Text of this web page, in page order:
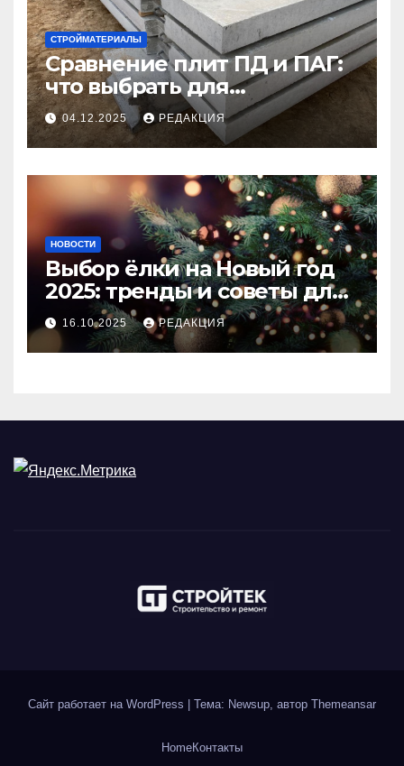
СТРОЙМАТЕРИАЛЫ
Сравнение плит ПД и ПАГ:
что выбрать для
долговечного и прочного
покрытия
04.12.2025 РЕДАКЦИЯ
НОВОСТИ
Выбор ёлки на Новый год
2025: тренды и советы для
идеального праздника
16.10.2025 РЕДАКЦИЯ
Сайт работает на WordPress | Тема: Newsup, автор Themeansar
HomeКонтакты